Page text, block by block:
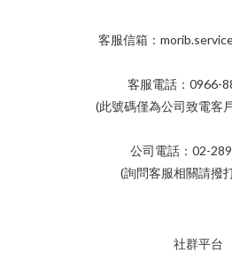
客服信箱：
客服電話：0966-
(此號碼僅為公司致電客
公司電話：02-
(詢問客服相關請撥
社群平台